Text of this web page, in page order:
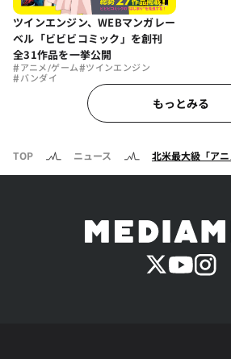
ツインエンジン、WEBマンガレー
ベル「ビビビコミック」を創刊
全31作品を一挙公開
#アニメ/ゲーム#ツインエンジン
#バンダイ
もっとみる
TOP ニュース 北米最大級「ア